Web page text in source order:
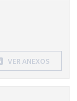
VER ANEXOS